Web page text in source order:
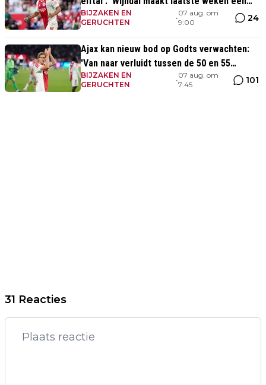
prima indruk'
BIJZAKEN EN
GERUCHTEN
•
07 aug. om
9:00
24
Ajax kan nieuw bod op Godts verwachten:
'Van naar verluidt tussen de 50 en 55
miljoen euro'
BIJZAKEN EN
GERUCHTEN
•
07 aug. om
7:45
101
31 Reacties